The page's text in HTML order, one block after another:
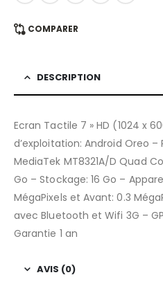
COMPARER
DESCRIPTION
Ecran Tactile 7 » HD (1024 x
d’exploitation: Android Oreo –
MediaTek MT8321A/D Quad
Go – Stockage: 16 Go –
MégaPixels et Avant: 0.3
avec Bluetooth et Wifi 3G –
Garantie 1 an
AVIS (0)